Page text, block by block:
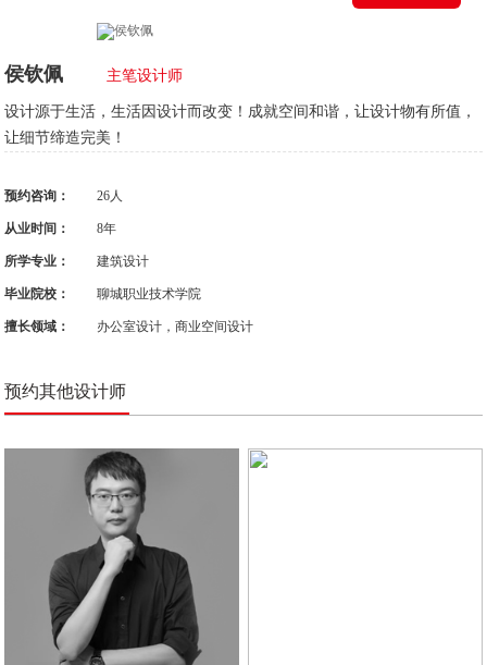
侯钦佩 主笔设计师
设计源于生活，生活因设计而改变！成就空间和谐，让设计物有所值，
让细节缔造完美！
预约咨询： 26人
从业时间： 8年
所学专业： 建筑设计
毕业院校： 聊城职业技术学院
擅长领域： 办公室设计，商业空间设计
预约其他设计师